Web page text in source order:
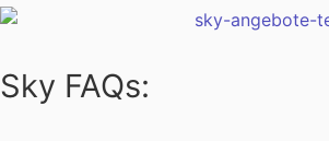
Sky FAQs: